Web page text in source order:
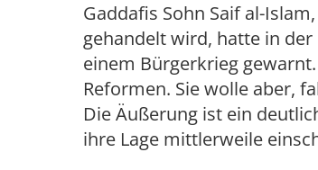
Gaddafis Sohn Saif al-
gehandelt wird, hatte in
einem Bürgerkrieg
Reformen. Sie wolle aber,
Die Äußerung ist ein
ihre Lage mittlerweile